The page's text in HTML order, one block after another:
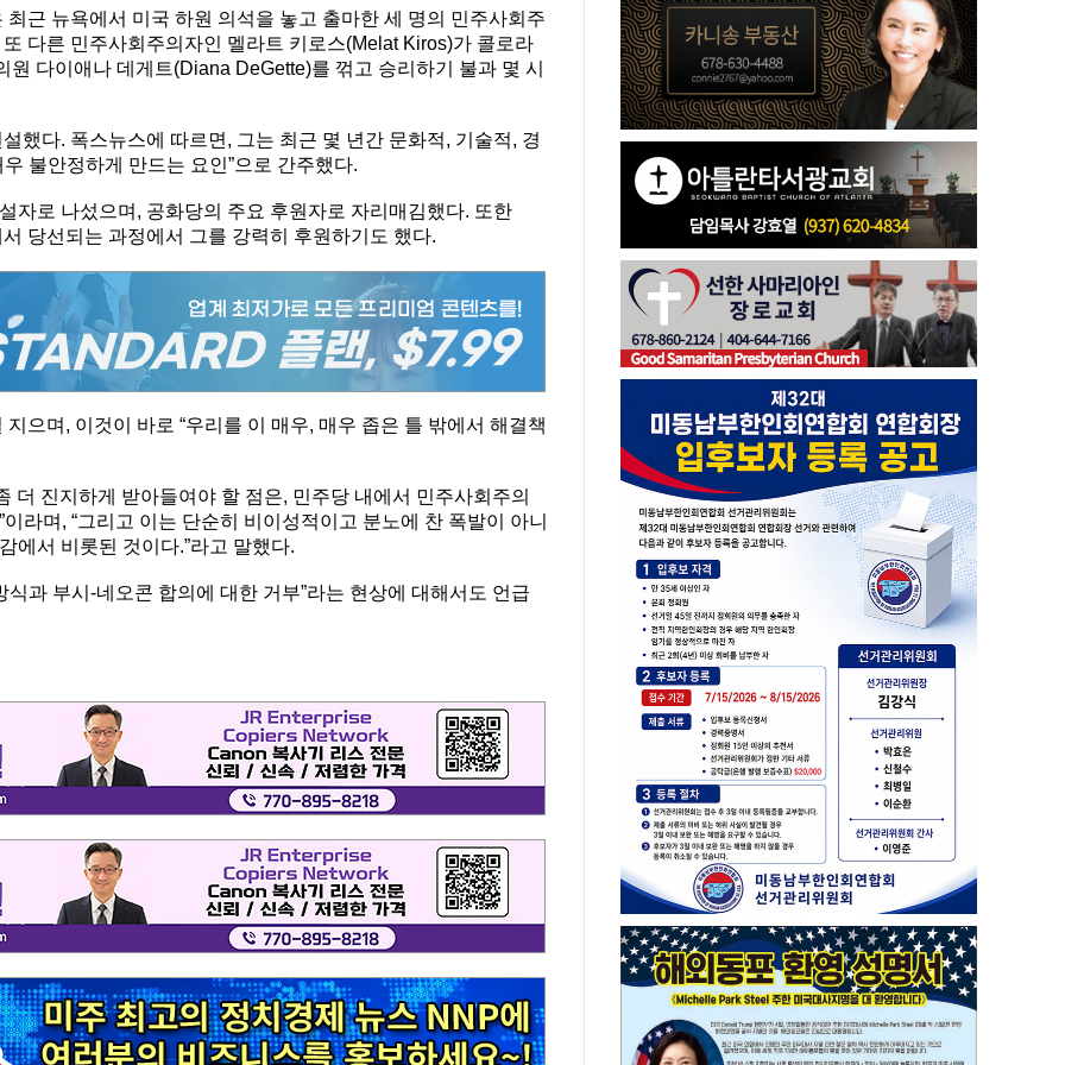
근 뉴욕에서 미국 하원 의석을 놓고 출마한 세 명의 민주사회주
다른 민주사회주의자인 멜라트 키로스(Melat Kiros)가 콜로라
다이애나 데게트(Diana DeGette)를 꺾고 승리하기 불과 몇 시
했다. 폭스뉴스에 따르면, 그는 최근 몇 년간 문화적, 기술적, 경
불안정하게 만드는 요인”으로 간주했다.
자로 나섰으며, 공화당의 주요 후원자로 자리매김했다. 또한
당선되는 과정에서 그를 강력히 후원하기도 했다.
으며, 이것이 바로 “우리를 이 매우, 매우 좁은 틀 밖에서 해결책
더 진지하게 받아들여야 할 점은, 민주당 내에서 민주사회주의
라며, “그리고 이는 단순히 비이성적이고 분노에 찬 폭발이 아니
에서 비롯된 것이다.”라고 말했다.
과 부시-네오콘 합의에 대한 거부”라는 현상에 대해서도 언급